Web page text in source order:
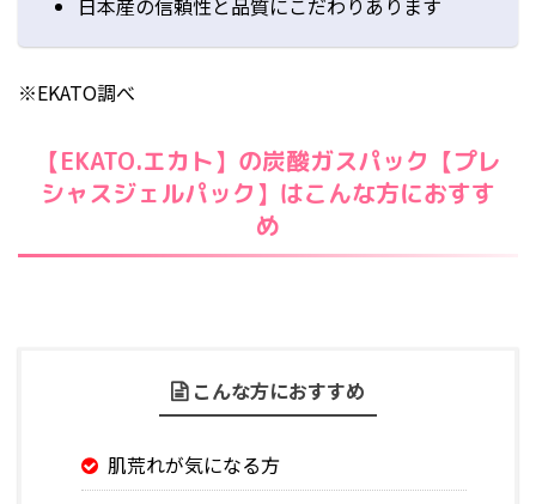
※EKATO調べ
【EKATO.エカト】の炭酸ガスパック【プレ
シャスジェルパック】はこんな方におすす
め
こんな方におすすめ
肌荒れが気になる方